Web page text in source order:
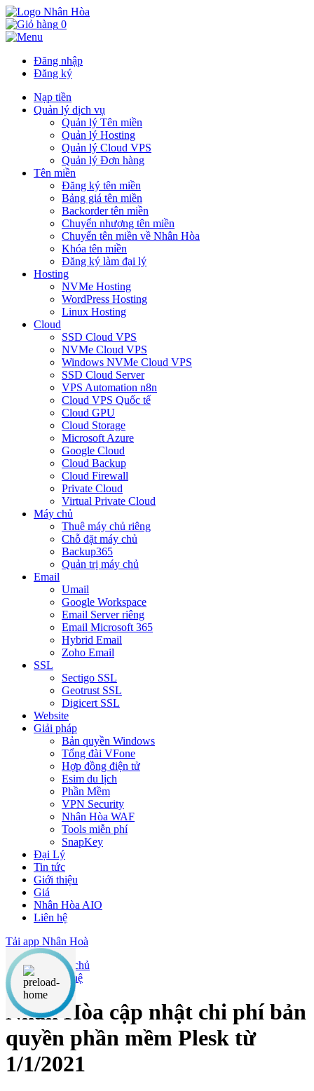
0
Đăng nhập
Đăng ký
Nạp tiền
Quản lý dịch vụ
Quản lý Tên miền
Quản lý Hosting
Quản lý Cloud VPS
Quản lý Đơn hàng
Tên miền
Đăng ký tên miền
Bảng giá tên miền
Backorder tên miền
Chuyển nhượng tên miền
Chuyển tên miền về Nhân Hòa
Khóa tên miền
Đăng ký làm đại lý
Hosting
NVMe Hosting
WordPress Hosting
Linux Hosting
Cloud
SSD Cloud VPS
NVMe Cloud VPS
Windows NVMe Cloud VPS
SSD Cloud Server
VPS Automation n8n
Cloud VPS Quốc tế
Cloud GPU
Cloud Storage
Microsoft Azure
Google Cloud
Cloud Backup
Cloud Firewall
Private Cloud
Virtual Private Cloud
Máy chủ
Thuê máy chủ riêng
Chỗ đặt máy chủ
Backup365
Quản trị máy chủ
Email
Umail
Google Workspace
Email Server riêng
Email Microsoft 365
Hybrid Email
Zoho Email
SSL
Sectigo SSL
Geotrust SSL
Digicert SSL
Website
Giải pháp
Bản quyền Windows
Tổng đài VFone
Hợp đồng điện tử
Esim du lịch
Phần Mềm
VPN Security
Nhân Hòa WAF
Tools miễn phí
SnapKey
Đại Lý
Tin tức
Giới thiệu
Giá
Nhân Hòa AIO
Liên hệ
Tải app Nhân Hoà
Công nghệ
Nhân Hòa cập nhật chi phí bản
quyền phần mềm Plesk từ
1/1/2021